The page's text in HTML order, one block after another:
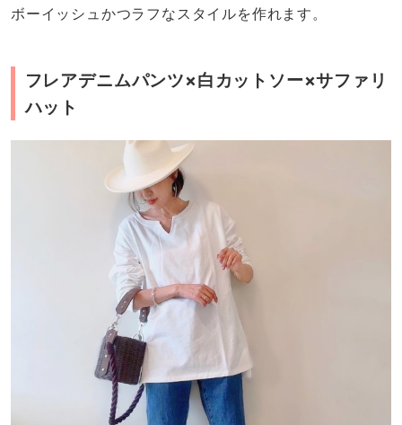
ボーイッシュかつラフなスタイルを作れます。
フレアデニムパンツ×白カットソー×サファリ
ハット